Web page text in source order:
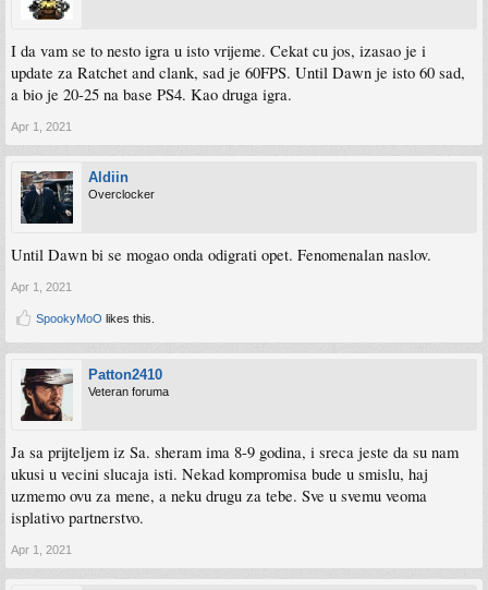
I da vam se to nesto igra u isto vrijeme. Cekat cu jos, izasao je i
update za Ratchet and clank, sad je 60FPS. Until Dawn je isto 60 sad,
a bio je 20-25 na base PS4. Kao druga igra.
Apr 1, 2021
Aldiin
Overclocker
Until Dawn bi se mogao onda odigrati opet. Fenomenalan naslov.
Apr 1, 2021
SpookyMoO likes this.
Patton2410
Veteran foruma
Ja sa prijteljem iz Sa. sheram ima 8-9 godina, i sreca jeste da su nam
ukusi u vecini slucaja isti. Nekad kompromisa bude u smislu, haj
uzmemo ovu za mene, a neku drugu za tebe. Sve u svemu veoma
isplativo partnerstvo.
Apr 1, 2021